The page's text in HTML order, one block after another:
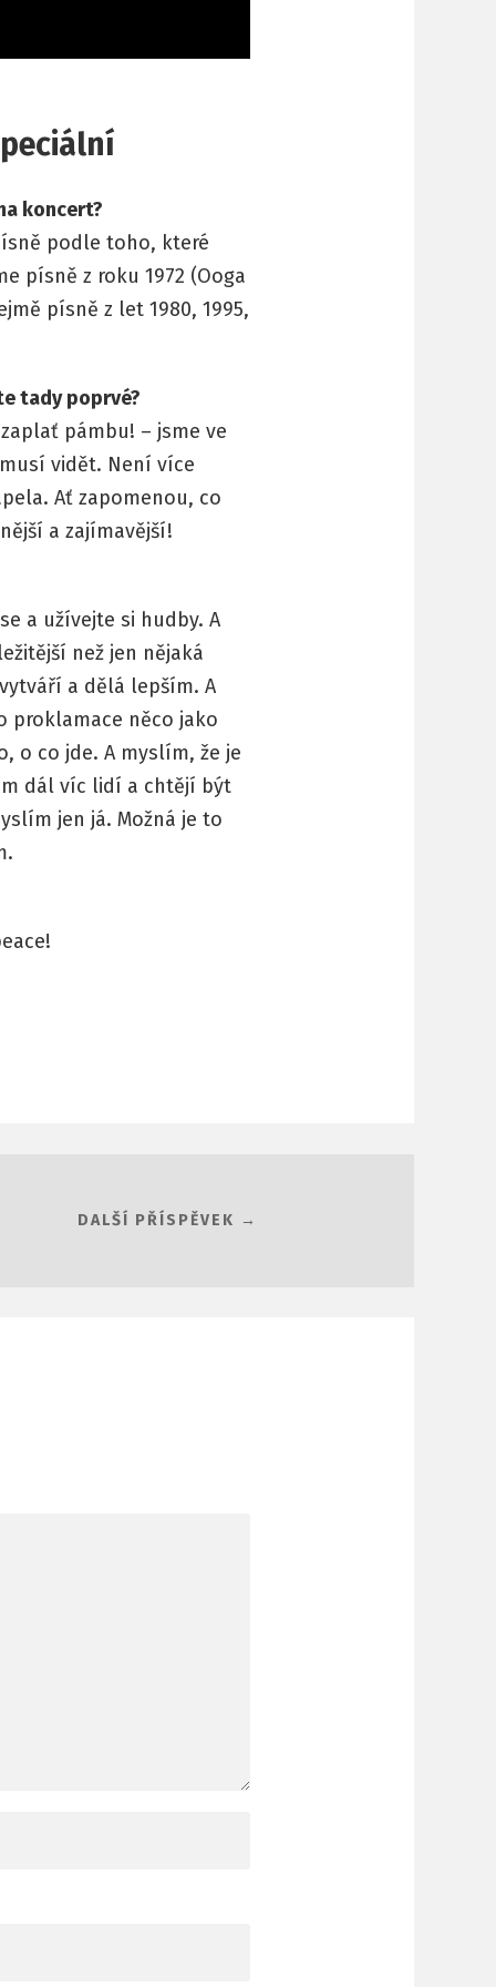
koncert?
podle toho, které
písně z roku 1972 (Ooga
písně z let 1980, 1995,
tady poprvé?
pámbu! – jsme ve
vidět. Není více
Ať zapomenou, co
a zajímavější!
a užívejte si hudby. A
než jen nějaká
a dělá lepším. A
proklamace něco jako
o co jde. A myslím, že je
dál víc lidí a chtějí být
jen já. Možná je to
DALŠÍ PŘÍSPĚVEK →